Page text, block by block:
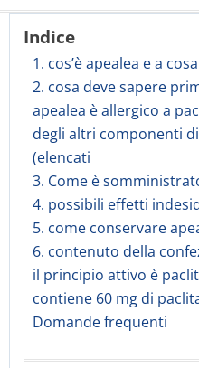
Indice
1. cos’è apealea e a
2. cosa deve sapere
apealea è allergico a
degli altri componenti
(elencati
3. Come è
4. possibili effetti
5. come conservare
6. contenuto della
il principio attivo è
contiene 60 mg di
Domande frequenti